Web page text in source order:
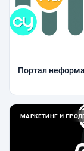
Портал
МАРКЕТИНГ И